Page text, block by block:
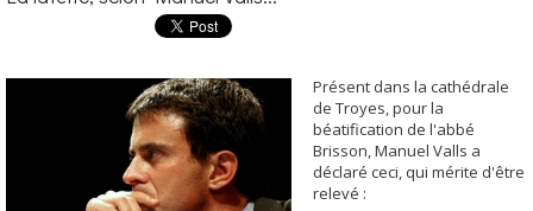
Présent dans la cathédrale
de Troyes, pour la
béatification de l'abbé
Brisson, Manuel Valls a
déclaré ceci, qui mérite d'être
relevé :